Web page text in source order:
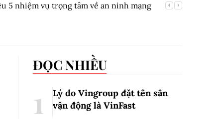
an ninh mạng
Công nghệ 'ngọc hóa' tro cốt và ý
ĐỌC NHIỀU
Lý do Vingroup đặt tên sân
vận động là VinFast